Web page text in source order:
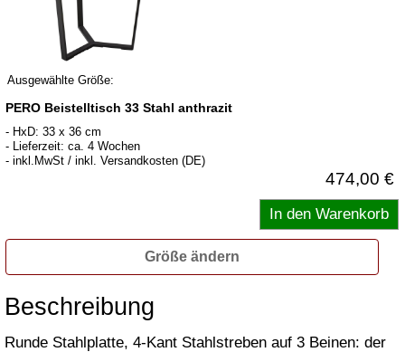
Ausgewählte Größe:
PERO Beistelltisch 33 Stahl anthrazit
- HxD: 33 x 36 cm
- Lieferzeit: ca. 4 Wochen
- inkl.MwSt / inkl. Versandkosten (DE)
474,00 €
Größe ändern
Beschreibung
Runde Stahlplatte, 4-Kant Stahlstreben auf 3 Beinen: der